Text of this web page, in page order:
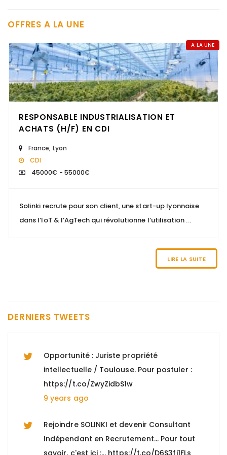
OFFRES A LA UNE
A LA UNE
RESPONSABLE INDUSTRIALISATION ET
ACHATS (H/F) EN CDI
France, Lyon
CDI
45000€ - 55000€
Solinki recrute pour son client, une start-up lyonnaise
dans l’IoT & l’AgTech qui révolutionne l’utilisation ...
LIRE LA SUITE
DERNIERS TWEETS
d'informations : https://t.co/n0Y4DiTiSK
H/F" à Marseille, pour tout savoir :
Opportunité : Juriste propriété
intellectuelle / Toulouse. Pour postuler :
https://t.co/ZwyZidbS1w
9 years ago
Rejoindre SOLINKI et devenir Consultant
Indépendant en Recrutement... Pour tout
savoir, c'est ici :… https://t.co/D6S3fi1FLs